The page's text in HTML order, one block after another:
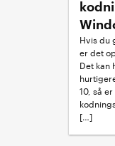
Hvis du
er det
Det kan
10, så
[…]